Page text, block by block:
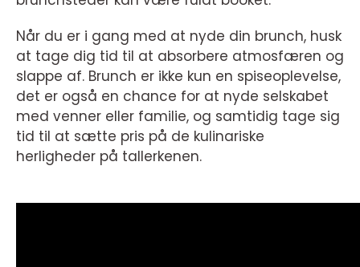
Når du er i gang med at nyde din brunch, husk
at tage dig tid til at absorbere atmosfæren og
slappe af. Brunch er ikke kun en spiseoplevelse,
det er også en chance for at nyde selskabet
med venner eller familie, og samtidig tage sig
tid til at sætte pris på de kulinariske
herligheder på tallerkenen.